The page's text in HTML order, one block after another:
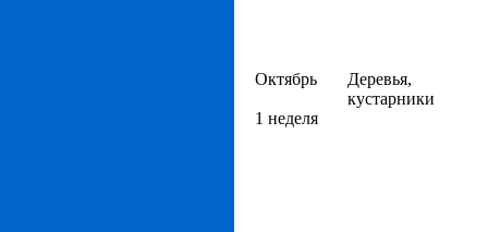
Октябрь
1 неделя
Деревья,
кустарники